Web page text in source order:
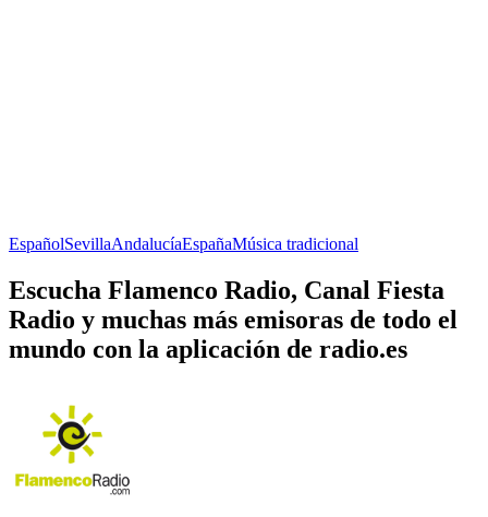
EspañolSevillaAndalucíaEspañaMúsica tradicional
Escucha Flamenco Radio, Canal Fiesta
Radio y muchas más emisoras de todo el
mundo con la aplicación de radio.es